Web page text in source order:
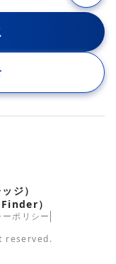
ジ）
）
ポリシー
reserved.